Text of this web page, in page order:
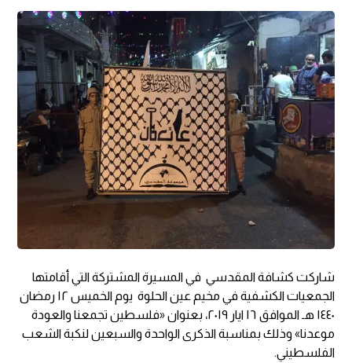
شاركت كشافة المقدسي في المسيرة المشتركة التي أقامتها
الجمعيات الكشفية في مخيم عين الحلوة يوم الخميس ١٢ رمضان
١٤٤٠ هـ الموافق ١٦ ايار ٢٠١٩، بعنوان «فلسطين تجمعنا والعودة
موعدنا» وذلك بمناسبة الذكرى الواحدة والسبعين لنكبة الشعب
الفلسطيني.